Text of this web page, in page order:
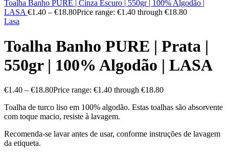
Toalha Banho PURE | Cinza Escuro | 550gr | 100% Algodão |
LASA €1.40 – €18.80Price range: €1.40 through €18.80
Lasa
Toalha Banho PURE | Prata |
550gr | 100% Algodão | LASA
€1.40 – €18.80Price range: €1.40 through €18.80
Toalha de turco liso em 100% algodão. Estas toalhas são absorvente
com toque macio, resiste à lavagem.
Recomenda-se lavar antes de usar, conforme instruções de lavagem
da etiqueta.